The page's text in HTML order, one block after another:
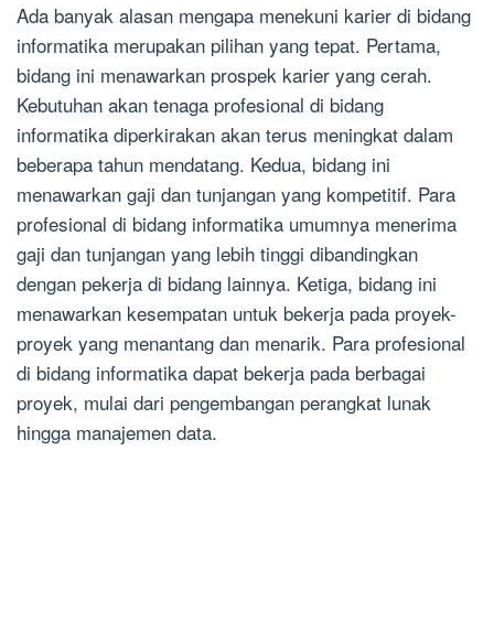
Ada banyak alasan mengapa menekuni karier di bidang
informatika merupakan pilihan yang tepat. Pertama,
bidang ini menawarkan prospek karier yang cerah.
Kebutuhan akan tenaga profesional di bidang
informatika diperkirakan akan terus meningkat dalam
beberapa tahun mendatang. Kedua, bidang ini
menawarkan gaji dan tunjangan yang kompetitif. Para
profesional di bidang informatika umumnya menerima
gaji dan tunjangan yang lebih tinggi dibandingkan
dengan pekerja di bidang lainnya. Ketiga, bidang ini
menawarkan kesempatan untuk bekerja pada proyek-
proyek yang menantang dan menarik. Para profesional
di bidang informatika dapat bekerja pada berbagai
proyek, mulai dari pengembangan perangkat lunak
hingga manajemen data.